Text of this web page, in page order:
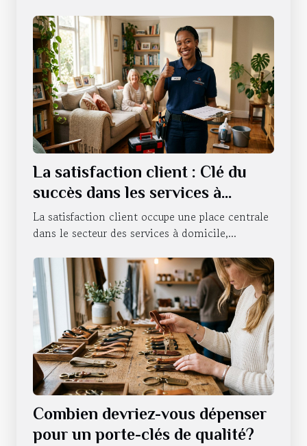
La satisfaction client : Clé du
succès dans les services à
domicile
La satisfaction client occupe une place centrale
dans le secteur des services à domicile,...
Combien devriez-vous dépenser
pour un porte-clés de qualité?